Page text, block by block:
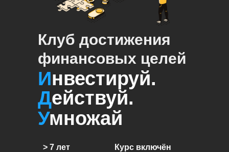
Клуб достижения
финансовых целей
Инвестируй.
Умножай
Действуй.
> 7 лет
Курс включён